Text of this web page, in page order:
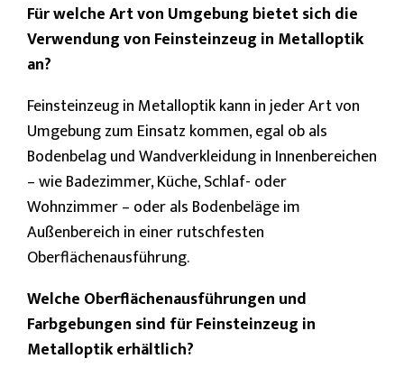
Für welche Art von Umgebung bietet sich die
Verwendung von Feinsteinzeug in Metalloptik
an?
Feinsteinzeug in Metalloptik kann in jeder Art von
Umgebung zum Einsatz kommen, egal ob als
Bodenbelag und Wandverkleidung in Innenbereichen
– wie Badezimmer, Küche, Schlaf- oder
Wohnzimmer– oder als Bodenbeläge im
Außenbereich in einer rutschfesten
Oberflächenausführung.
Welche Oberflächenausführungen und
Farbgebungen sind für Feinsteinzeug in
Metalloptik erhältlich?